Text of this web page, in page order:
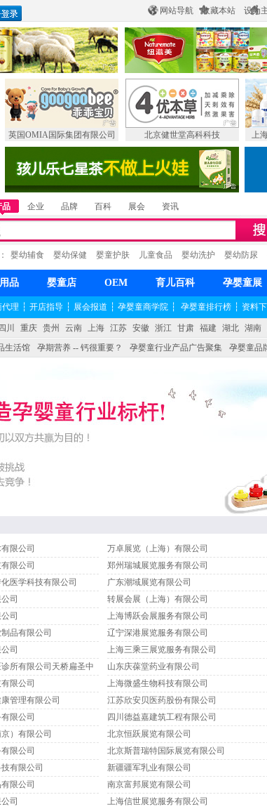
网站导航 收藏本站 设为
英国OMIA国际集团有限公司 北京健世堂高科科技 上
品 企业 品牌 百科 展会 资讯
婴幼辅食 婴幼保健 婴童护肤 儿童食品 婴幼洗护 婴幼防尿
品 婴童店 OEM 育儿百科 孕婴童展
理 ┆ 开店指导 ┆ 展会报道 ┆ 孕婴童商学院 ┆ 孕婴童排行榜 ┆ 资料
四川 重庆 贵州 云南 上海 江苏 安徽 浙江 甘肃 福建 湖北 湖南
生活馆 孕期营养 -- 钙很重要？ 孕婴童行业产品广告聚集 孕婴童品
限公司 万卓展览（上海）有限公司
限公司
郑州瑞城展览服务有限公司
医学科技有限公司
广东潮域展览有限公司
司
转展会展（上海）有限公司
司
上海博跃会展服务有限公司
品有限公司
辽宁深港展览服务有限公司
司
上海三乘三展览服务有限公司
所有限公司天桥扁圣中
山东庆葆堂药业有限公司
限公司
上海微盛生物科技有限公司
管理有限公司
江苏欣安贝医药股份有限公司
限公司
四川德益嘉建筑工程有限公司
）有限公司
北京恒跃展览有限公司
限公司
北京斯普瑞特国际展览有限公司
有限公司
新疆疆军乳业有限公司
限公司
南京富邦展览有限公司
司
上海信世展览服务有限公司